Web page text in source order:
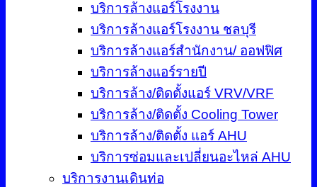
บริการล้างแอร์โรงงาน
บริการล้างแอร์โรงงาน ชลบุรี
บริการล้างแอร์สำนักงาน/ ออฟฟิศ
บริการล้างแอร์รายปี
บริการล้าง/ติดตั้งแอร์ VRV/VRF
บริการล้าง/ติดตั้ง Cooling Tower
บริการล้าง/ติดตั้ง แอร์ AHU
บริการซ่อมและเปลี่ยนอะไหล่ AHU
บริการงานเดินท่อ